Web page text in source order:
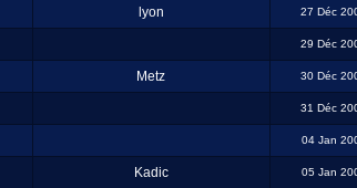
lyon 27 Déc
29 Déc
Metz 30 Déc
31 Déc
04 Jan
Kadic 05 Jan